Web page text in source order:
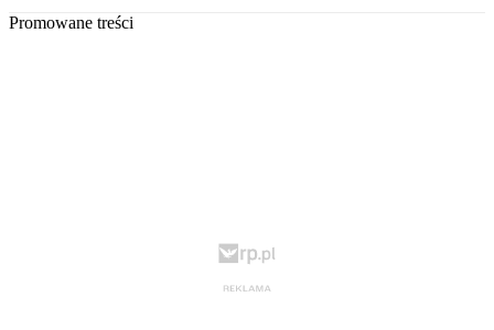
Promowane treści